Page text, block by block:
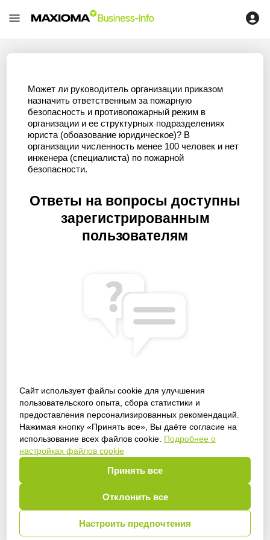
Сайт использует файлы cookie для улучшения
пользовательского опыта, сбора статистики и
предоставления персонализированных рекомендаций.
Нажимая кнопку «Принять все», Вы даёте согласие на
использование всех файлов cookie. Подробнее о
настройках файлов cookie
Принять все
Отклонить все
Настроить предпочтения
Может ли руководитель организации приказом
назначить ответственным за пожарную
безопасность и противопожарный режим в
организации и ее структурных подразделениях
юриста (обоазование юридическое)? В
организации численность менее 100 человек и нет
инженера (специалиста) по пожарной
безопасности.
Ответы на вопросы доступны
зарегистрированным
пользователям
Получить доступ